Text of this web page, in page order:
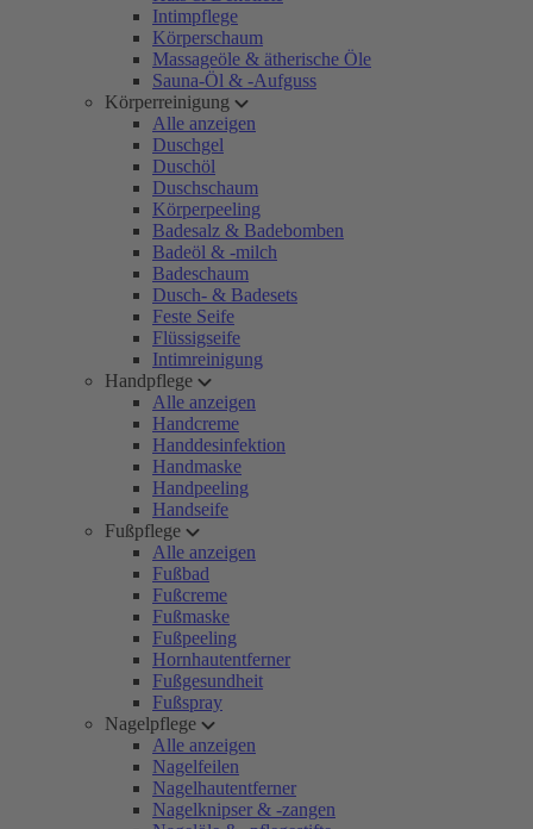
Intimpflege
Körperschaum
Massageöle & ätherische Öle
Sauna-Öl & -Aufguss
Körperreinigung
Alle anzeigen
Duschgel
Duschöl
Duschschaum
Körperpeeling
Badesalz & Badebomben
Badeöl & -milch
Badeschaum
Dusch- & Badesets
Feste Seife
Flüssigseife
Intimreinigung
Handpflege
Alle anzeigen
Handcreme
Handdesinfektion
Handmaske
Handpeeling
Handseife
Fußpflege
Alle anzeigen
Fußbad
Fußcreme
Fußmaske
Fußpeeling
Hornhautentferner
Fußgesundheit
Fußspray
Nagelpflege
Alle anzeigen
Nagelfeilen
Nagelhautentferner
Nagelknipser & -zangen